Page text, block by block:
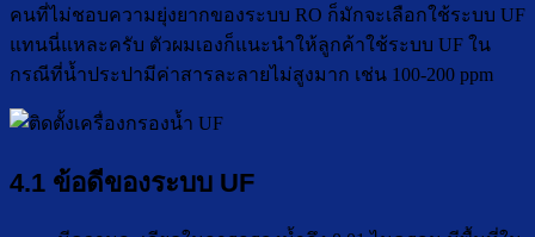
คนที่ไม่ชอบความยุ่งยากของระบบ RO ก็มักจะเลือกใช้ระบบ UF
แทนนี่แหละครับ ตัวผมเองก็แนะนำให้ลูกค้าใช้ระบบ UF ใน
กรณีที่น้ำประปามีค่าสารละลายไม่สูงมาก เช่น 100-200 ppm
4.1 ข้อดีของระบบ UF